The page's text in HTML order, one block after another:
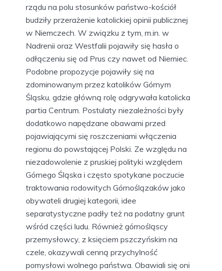
rządu na polu stosunków państwo-kościół
budziły przerażenie katolickiej opinii publicznej
w Niemczech. W związku z tym, m.in. w
Nadrenii oraz Westfalii pojawiły się hasła o
odłączeniu się od Prus czy nawet od Niemiec.
Podobne propozycje pojawiły się na
zdominowanym przez katolików Górnym
Śląsku, gdzie główną rolę odgrywała katolicka
partia Centrum. Postulaty niezależności były
dodatkowo napędzane obawami przed
pojawiającymi się roszczeniami włączenia
regionu do powstającej Polski. Ze względu na
niezadowolenie z pruskiej polityki względem
Górnego Śląska i często spotykane poczucie
traktowania rodowitych Górnoślązaków jako
obywateli drugiej kategorii, idee
separatystyczne padły też na podatny grunt
wśród części ludu. Również górnośląscy
przemysłowcy, z księciem pszczyńskim na
czele, okazywali cenną przychylność
pomysłowi wolnego państwa. Obawiali się oni